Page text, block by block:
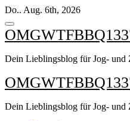
Zum
Inhalt
springen
Do.. Aug. 6th, 2026
Dein Lieblingsblog für Jog- und
Dein Lieblingsblog für Jog- und